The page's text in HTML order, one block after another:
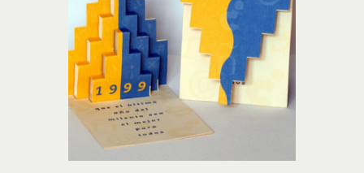
ILUSTRACIÓN, MATERIAL GRÁFICO